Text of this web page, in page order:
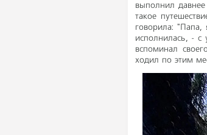
выполнил
такое
говорила:
исполнилась, - с
вспоминал
ходил по этим